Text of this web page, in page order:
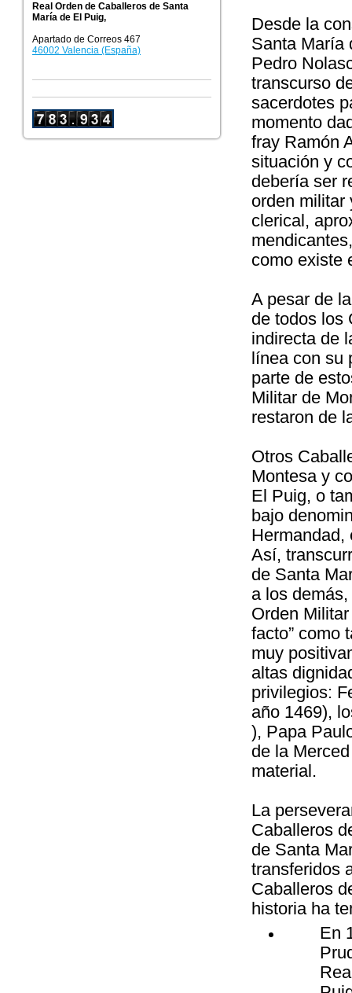
Real Orden de Caballeros de Santa
María de El Puig,
Apartado de Correos 467
46002 Valencia (España)
Desde la
Santa María
Pedro
transcurso
sacerdotes
momento
fray Ramón
situación y
debería ser
orden militar
clerical,
como existe
A pesar de
de todos los
indirecta de
línea con su
parte de
Militar de
restaron de
Otros
Montesa y
El Puig, o
bajo
Hermandad,
Así,
de Santa
a los
Orden
facto” como
muy
altas
privilegios:
año 1469),
), Papa
de la
material.
La
Caballeros
de Santa
transferidos
Caballeros
historia ha
En